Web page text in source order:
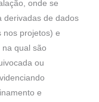
onde se
derivadas de dados
nos projetos) e
qual são
ou
e